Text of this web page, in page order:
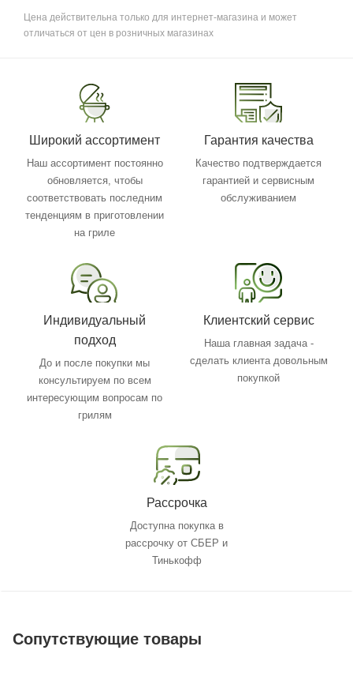
Цена действительна только для интернет-магазина и может
отличаться от цен в розничных магазинах
Широкий ассортимент
Наш ассортимент постоянно
обновляется, чтобы
соответствовать последним
тенденциям в приготовлении
на гриле
Гарантия качества
Качество подтверждается
гарантией и сервисным
обслуживанием
Индивидуальный
подход
До и после покупки мы
консультируем по всем
интересующим вопросам по
грилям
Клиентский сервис
Наша главная задача -
сделать клиента довольным
покупкой
Рассрочка
Доступна покупка в
рассрочку от СБЕР и
Тинькофф
Сопутствующие товары